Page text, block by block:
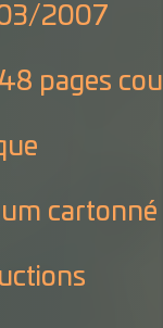
2007
48 pages
cartonné